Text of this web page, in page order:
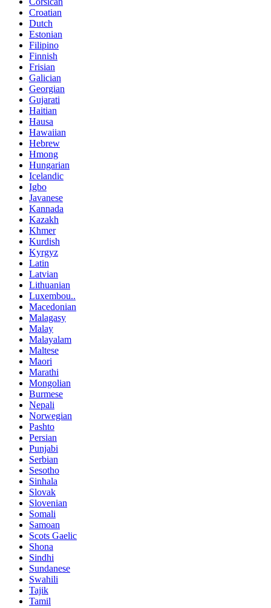
Croatian
Dutch
Estonian
Filipino
Finnish
Frisian
Galician
Georgian
Gujarati
Haitian
Hausa
Hawaiian
Hebrew
Hmong
Hungarian
Icelandic
Igbo
Javanese
Kannada
Kazakh
Khmer
Kurdish
Kyrgyz
Latin
Latvian
Lithuanian
Luxembou..
Macedonian
Malagasy
Malay
Malayalam
Maltese
Maori
Marathi
Mongolian
Burmese
Nepali
Norwegian
Pashto
Persian
Punjabi
Serbian
Sesotho
Sinhala
Slovak
Slovenian
Somali
Samoan
Scots Gaelic
Shona
Sindhi
Sundanese
Swahili
Tajik
Tamil